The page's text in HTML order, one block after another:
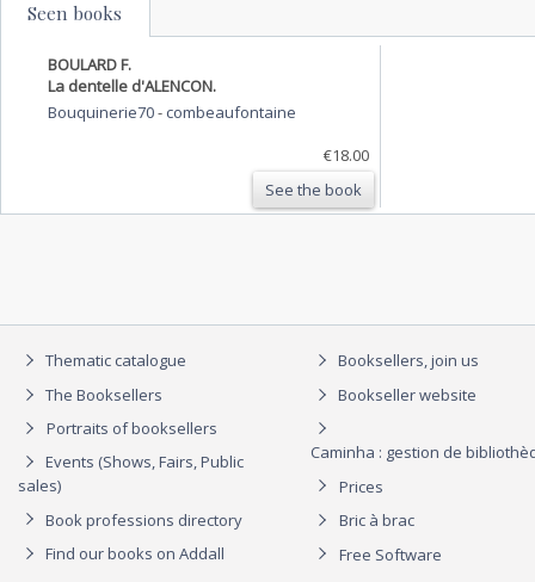
Seen books
BOULARD F.
La dentelle d'ALENCON.
Bouquinerie70- combeaufontaine
€18.00
See the book
Thematic catalogue
The Booksellers
Portraits of booksellers
Events (Shows, Fairs, Public
sales)
Book professions directory
Find our books on Addall
Booksellers, join us
Bookseller website
Caminha : gestion de
Prices
Bric à brac
Free Software